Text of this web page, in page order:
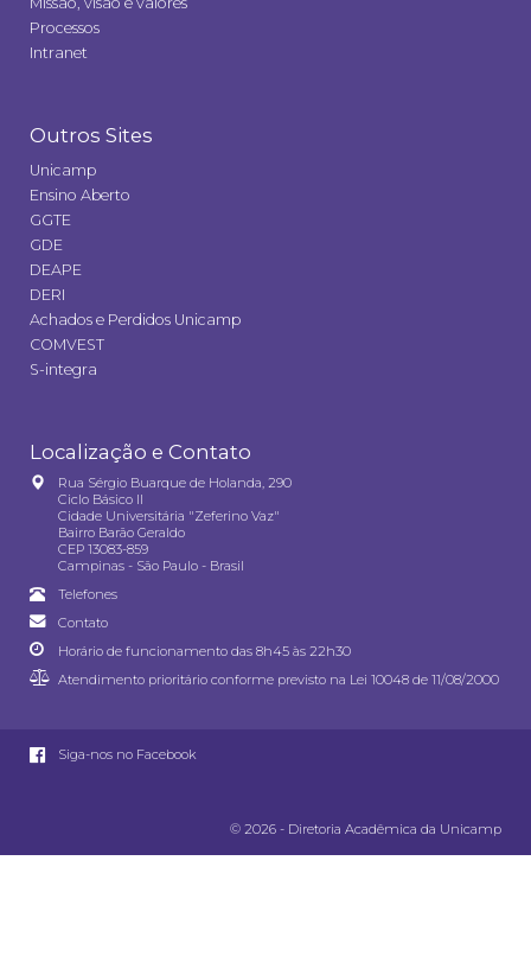
Processos
Intranet
Outros Sites
Unicamp
Ensino Aberto
GGTE
GDE
DEAPE
DERI
Achados e Perdidos Unicamp
COMVEST
S-integra
Localização e Contato
Rua Sérgio Buarque de Holanda, 290
Ciclo Básico II
Cidade Universitária "Zeferino Vaz"
Bairro Barão Geraldo
CEP 13083-859
Campinas - São Paulo - Brasil
Telefones
Contato
Horário de funcionamento das 8h45 às 22h30
Atendimento prioritário conforme previsto na Lei 10048 de 11/08/2000
Siga-nos no Facebook
© 2026 - Diretoria Acadêmica da Unicamp